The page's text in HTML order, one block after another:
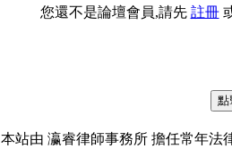
您還不是論壇會員,請先 註冊
本站由 瀛睿律師事務所 擔任常年法